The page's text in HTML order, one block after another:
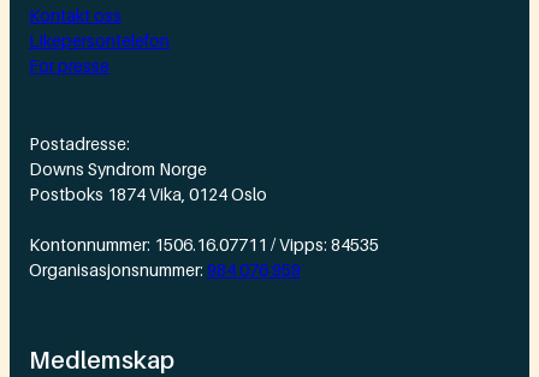
Kontakt oss
Likepersontelefon
For presse
Postadresse:
Downs Syndrom Norge
Postboks 1874 Vika, 0124 Oslo
Kontonnummer: 1506.16.07711 / Vipps: 84535
Organisasjonsnummer: 984 076 959
Medlemskap